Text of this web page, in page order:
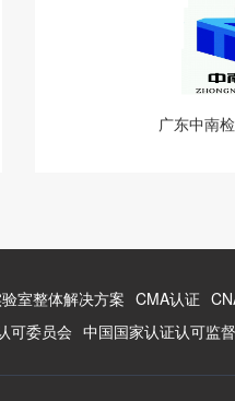
广东中南
室整体解决方案 CMA认证
可委员会 中国国家认证认可监